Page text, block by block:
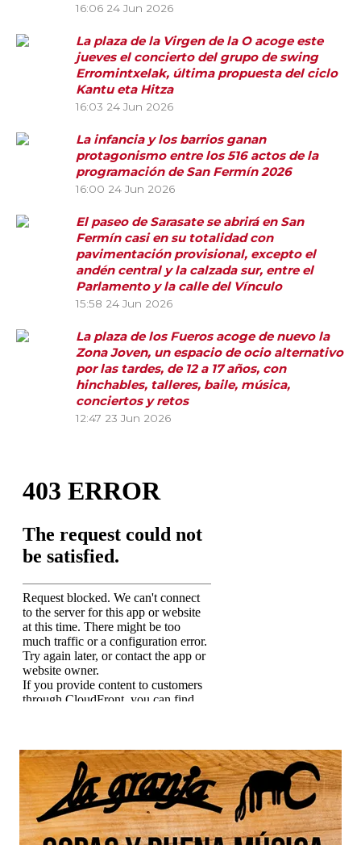
16:06 24 Jun 2026
La plaza de la Virgen de la O acoge este
jueves el concierto del grupo de swing
Erromintxelak, última propuesta del ciclo
Kantu eta Hitza
16:03 24 Jun 2026
La infancia y los barrios ganan
protagonismo entre los 516 actos de la
programación de San Fermín 2026
16:00 24 Jun 2026
El paseo de Sarasate se abrirá en San
Fermín casi en su totalidad con
pavimentación provisional, excepto el
andén central y la calzada sur, entre el
Parlamento y la calle del Vínculo
15:58 24 Jun 2026
La plaza de los Fueros acoge de nuevo la
Zona Joven, un espacio de ocio alternativo
por las tardes, de 12 a 17 años, con
hinchables, talleres, baile, música,
conciertos y retos
12:47 23 Jun 2026